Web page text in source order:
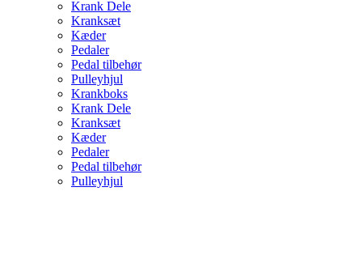
Krank Dele
Kranksæt
Kæder
Pedaler
Pedal tilbehør
Pulleyhjul
Krankboks
Krank Dele
Kranksæt
Kæder
Pedaler
Pedal tilbehør
Pulleyhjul